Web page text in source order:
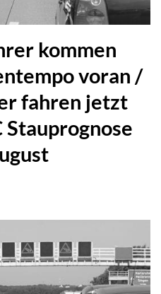
kommen
voran /
fahren jetzt
Stauprognose